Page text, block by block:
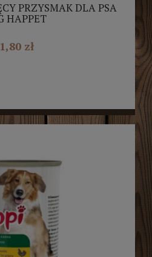
PRZYSMAK DLA PSA
HAPPET
1,80 zł